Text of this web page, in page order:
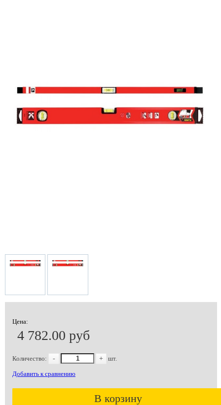
Цена:
4 782.00 руб
Количество: - + шт.
Добавить к сравнению
В корзину